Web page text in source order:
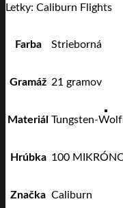
Letky: Caliburn Flights
Farba Strieborná
Gramáž 21 gramov
Materiál Tungsten-
Hrúbka 100
Značka Caliburn